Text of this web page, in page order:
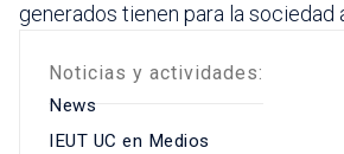
generados tienen para la sociedad
Noticias y actividades:
News
IEUT UC en Medios